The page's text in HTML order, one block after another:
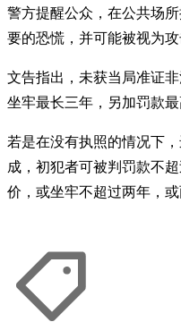
警方提醒公众，在公共场
要的恐慌，并可能被视为攻
文告指出，未获当局准证
坐牢最长三年，另加罚款最
若是在没有执照的情况下
成，初犯者可被判罚款不
价，或坐牢不超过两年，或